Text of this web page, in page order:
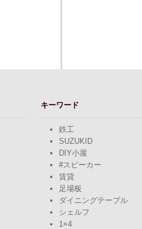
キーワード
鉄工
SUZUKID
DIY小屋
#スピーカー
賃貸
足場板
ダイニングテーブル
シェルフ
1×4